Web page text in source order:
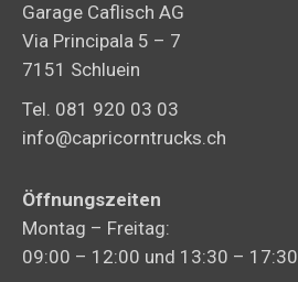
Garage Caflisch AG
Via Principala 5 – 7
7151 Schluein
Tel. 081 920 03 03
info@capricorntrucks.ch
Öffnungszeiten
Montag – Freitag:
09:00 – 12:00 und 13:30 – 17:30